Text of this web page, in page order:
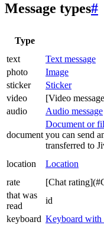
Message types#
Type
text
Text message
photo
Image
sticker
Sticker
video
[Video
audio
Audio message
document
Document or
you can send
transferred to
location Location
rate
[Chat
that was
read
id
keyboard Keyboard with